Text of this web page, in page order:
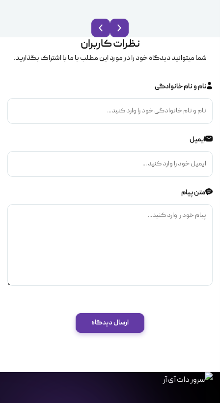
نظرات کاربران
شما میتوانید دیدگاه خود را در مورد این مطلب با ما با اشتراک بگذارید.
نام و نام خانوادگی
ایمیل
متن پیام
ارسال دیدگاه